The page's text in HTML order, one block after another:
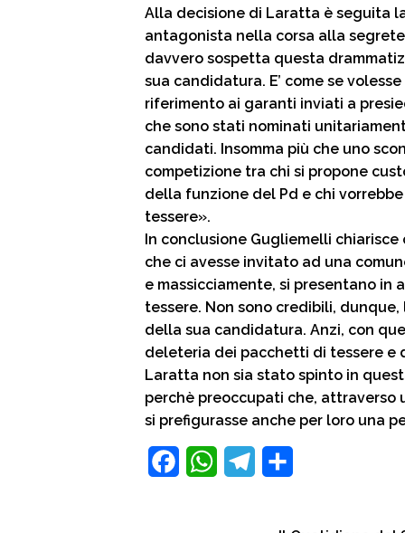
Alla decisione di Laratta è seguita
antagonista nella corsa alla
davvero sospetta questa
sua candidatura. E’ come se
riferimento ai garanti inviati a
che sono stati nominati
candidati. Insomma più che uno
competizione tra chi si propone
della funzione del Pd e chi
tessere».
In conclusione Gugliemelli
che ci avesse invitato ad una
e massicciamente, si presentano in
tessere. Non sono credibili,
della sua candidatura. Anzi, con
deleteria dei pacchetti di tessere e
Laratta non sia stato spinto in
perchè preoccupati che, attraverso
si prefigurasse anche per loro una
W